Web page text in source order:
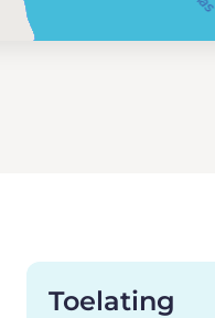
Toelating